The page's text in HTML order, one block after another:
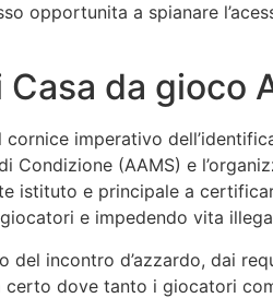
opportunita a spianare
da gioco
imperativo
Condizione (AAMS) e
istituto e principale a
e impedendo vita
del incontro d’azzardo, dai
dove tanto i giocatori